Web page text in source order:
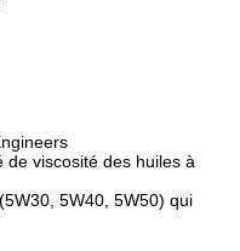
viscosité des huiles à
5W40, 5W50) qui